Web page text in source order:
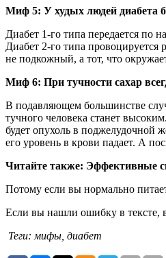
Миф 5: У худых людей диабета
Диабет 1-го типа передается по
Диабет 2-го типа
не подкожный, а тот, что
Миф 6: При тучности сахар
В подавляющем большинстве
тучного человека станет
будет опухоль в поджелудочной
его уровень в крови падает. А
Читайте также: Эффективные
Потому если вы нормально
Если вы нашли ошибку в
Теги: мифы, диабет